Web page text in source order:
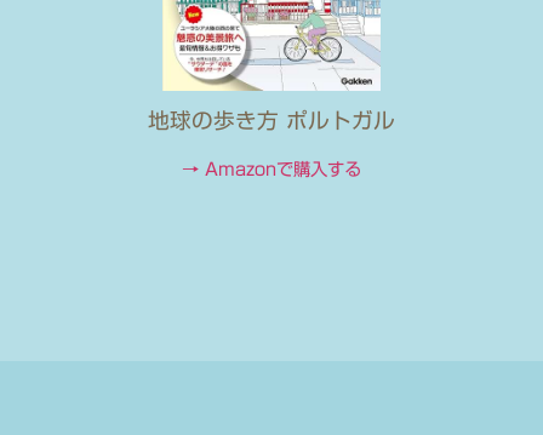
地球の歩き方 ポルトガル
→ Amazonで購入する